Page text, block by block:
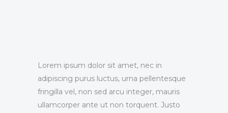
Lorem ipsum dolor sit amet, nec in
adipiscing purus luctus, urna pellentesque
fringilla vel, non sed arcu integer, mauris
ullamcorper ante ut non torquent. Justo